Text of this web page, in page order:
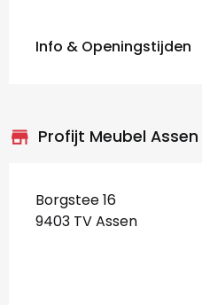
Info & Openingstijden
store_mall_directory Profijt Meubel Assen
Borgstee 16
9403 TV Assen